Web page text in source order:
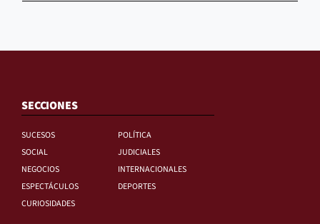
SECCIONES
SUCESOS
POLÍTICA
SOCIAL
JUDICIALES
NEGOCIOS
INTERNACIONALES
ESPECTÁCULOS
DEPORTES
CURIOSIDADES